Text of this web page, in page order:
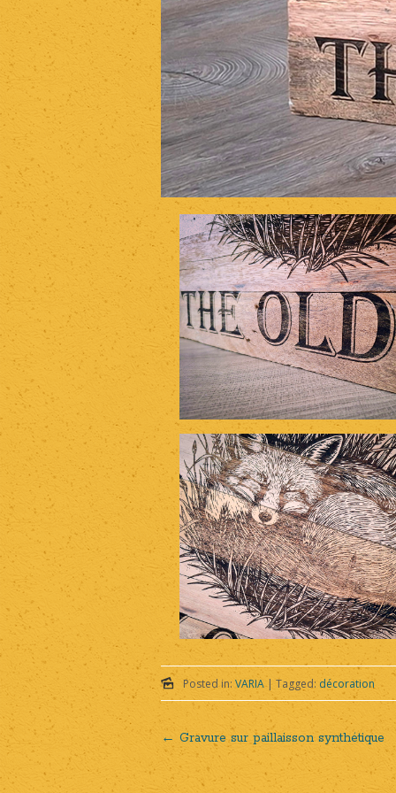
Posted in: VARIA| Tagged: décoration
Post
← Gravure sur paillaisson synthétique